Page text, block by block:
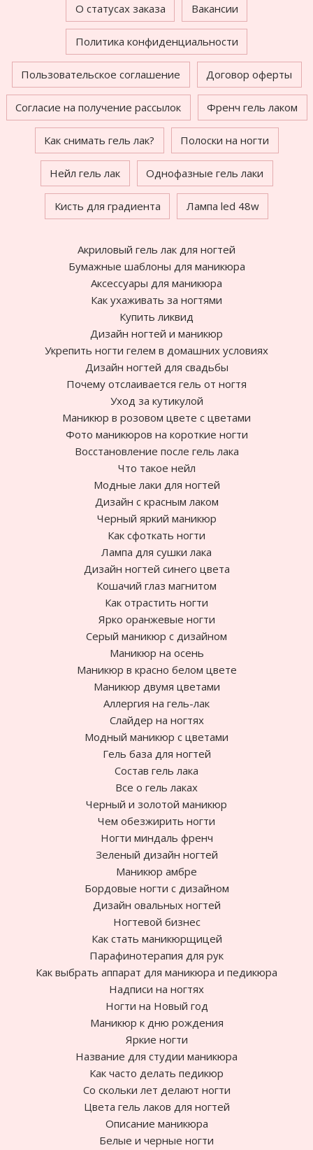
О статусах заказа Вакансии
Политика конфиденциальности
Пользовательское соглашение Договор оферты
Согласие на получение рассылок Френч гель лаком
Как снимать гель лак? Полоски на ногти
Нейл гель лак Однофазные гель лаки
Кисть для градиента Лампа led 48w
Акриловый гель лак для ногтей
Бумажные шаблоны для маникюра
Аксессуары для маникюра
Как ухаживать за ногтями
Купить ликвид
Дизайн ногтей и маникюр
Укрепить ногти гелем в домашних условиях
Дизайн ногтей для свадьбы
Почему отслаивается гель от ногтя
Уход за кутикулой
Маникюр в розовом цвете с цветами
Фото маникюров на короткие ногти
Восстановление после гель лака
Что такое нейл
Модные лаки для ногтей
Дизайн с красным лаком
Черный яркий маникюр
Как сфоткать ногти
Лампа для сушки лака
Дизайн ногтей синего цвета
Кошачий глаз магнитом
Как отрастить ногти
Ярко оранжевые ногти
Cерый маникюр с дизайном
Маникюр на осень
Маникюр в красно белом цвете
Маникюр двумя цветами
Аллергия на гель-лак
Слайдер на ногтях
Модный маникюр с цветами
Гель база для ногтей
Состав гель лака
Все о гель лаках
Черный и золотой маникюр
Чем обезжирить ногти
Ногти миндаль френч
Зеленый дизайн ногтей
Маникюр амбре
Бордовые ногти с дизайном
Дизайн овальных ногтей
Ногтевой бизнес
Как стать маникюрщицей
Парафинотерапия для рук
Как выбрать аппарат для маникюра и педикюра
Надписи на ногтях
Ногти на Новый год
Маникюр к дню рождения
Яркие ногти
Название для студии маникюра
Как часто делать педикюр
Cо скольки лет делают ногти
Цвета гель лаков для ногтей
Описание маникюра
Белые и черные ногти